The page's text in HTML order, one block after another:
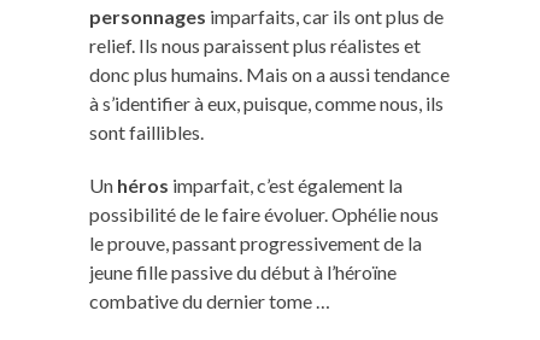
personnages imparfaits, car ils ont plus de
relief. Ils nous paraissent plus réalistes et
donc plus humains. Mais on a aussi tendance
à s’identifier à eux, puisque, comme nous, ils
sont faillibles.
Un héros imparfait, c’est également la
possibilité de le faire évoluer. Ophélie nous
le prouve, passant progressivement de la
jeune fille passive du début à l’héroïne
combative du dernier tome …